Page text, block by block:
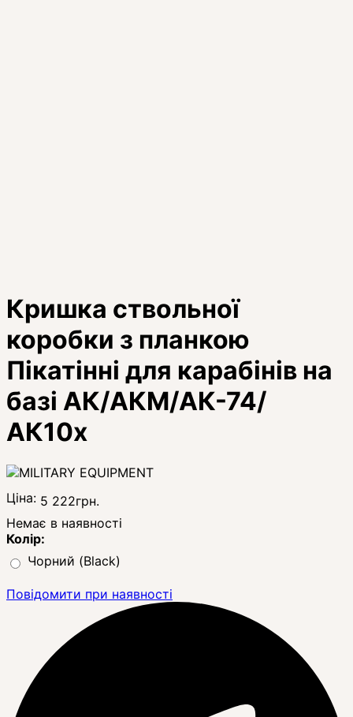
Кришка ствольної
коробки з планкою
Пікатінні для карабінів на
базі АК/АКМ/АК-74/
АК10х
Ціна: 5 222грн.
Немає в наявності
Колір:
Чорний (Black)
Повідомити при наявності